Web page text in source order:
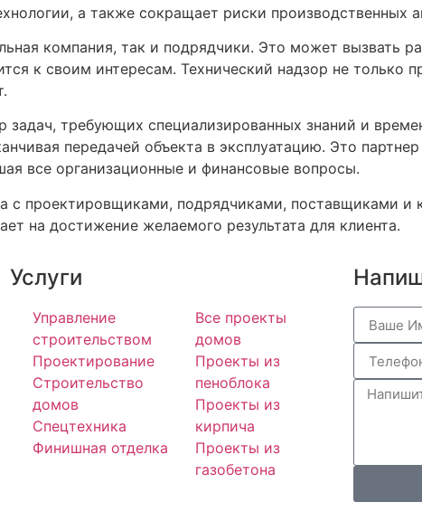
а также сокращает риски производственных
компания, так и подрядчики. Это может вызвать
к своим интересам. Технический надзор не только
задач, требующих специализированных знаний и
передачей объекта в эксплуатацию. Это
все организационные и финансовые вопросы.
с проектировщиками, подрядчиками, поставщиками
на достижение желаемого результата для клиента.
Услуги
Управление
строительством
Проектирование
Строительство
домов
Спецтехника
Финишная отделка
Все проекты
домов
Проекты из
пеноблока
Проекты из
кирпича
Проекты из
газобетона